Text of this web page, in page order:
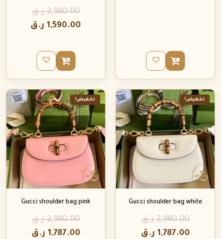
2,980.00 ر.ق
1,590.00 ر.ق
تخفيض!
Gucci shoulder bag white
2,980.00 ر.ق
1,787.00 ر.ق
تخفيض!
Gucci shoulder bag pink
2,980.00 ر.ق
1,787.00 ر.ق